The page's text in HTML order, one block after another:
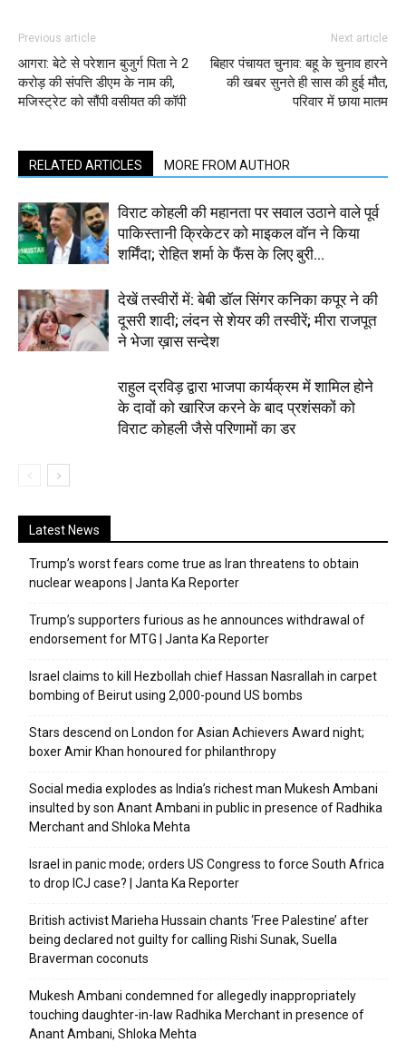
Previous article
आगरा: बेटे से परेशान बुजुर्ग पिता ने 2
करोड़ की संपत्ति डीएम के नाम की,
मजिस्ट्रेट को सौंपी वसीयत की कॉपी
Next article
बिहार पंचायत चुनाव: बहू के चुनाव हारने
की खबर सुनते ही सास की हुई मौत,
परिवार में छाया मातम
RELATED ARTICLES MORE FROM AUTHOR
विराट कोहली की महानता पर सवाल उठाने वाले पूर्व
पाकिस्तानी क्रिकेटर को माइकल वॉन ने किया
शर्मिंदा; रोहित शर्मा के फैंस के लिए बुरी...
देखें तस्वीरों में: बेबी डॉल सिंगर कनिका कपूर ने की
दूसरी शादी; लंदन से शेयर की तस्वीरें; मीरा राजपूत
ने भेजा ख़ास सन्देश
राहुल द्रविड़ द्वारा भाजपा कार्यक्रम में शामिल होने
के दावों को खारिज करने के बाद प्रशंसकों को
विराट कोहली जैसे परिणामों का डर
Latest News
Trump’s worst fears come true as Iran threatens to obtain
nuclear weapons | Janta Ka Reporter
Trump’s supporters furious as he announces withdrawal of
endorsement for MTG | Janta Ka Reporter
Israel claims to kill Hezbollah chief Hassan Nasrallah in carpet
bombing of Beirut using 2,000-pound US bombs
Stars descend on London for Asian Achievers Award night;
boxer Amir Khan honoured for philanthropy
Social media explodes as India’s richest man Mukesh Ambani
insulted by son Anant Ambani in public in presence of Radhika
Merchant and Shloka Mehta
Israel in panic mode; orders US Congress to force South Africa
to drop ICJ case? | Janta Ka Reporter
British activist Marieha Hussain chants ‘Free Palestine’ after
being declared not guilty for calling Rishi Sunak, Suella
Braverman coconuts
Mukesh Ambani condemned for allegedly inappropriately
touching daughter-in-law Radhika Merchant in presence of
Anant Ambani, Shloka Mehta